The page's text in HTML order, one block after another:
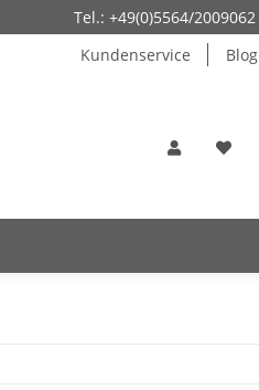
Tel.: +49(0)5564/2009062
Kundenservice
Blog